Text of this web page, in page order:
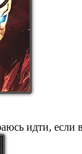
идти, если